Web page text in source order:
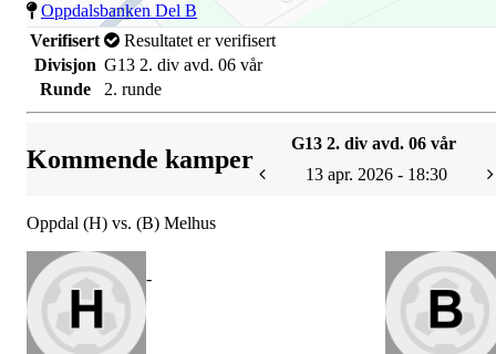
Oppdalsbanken Del B
Verifisert
Resultatet er verifisert
Divisjon G13 2. div avd. 06 vår
Runde
2. runde
Kommende kamper
G13 2. div avd. 06 vår
13 apr. 2026 - 18:30
Oppdal (H) vs. (B) Melhus
-